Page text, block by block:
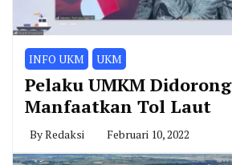
INFO UKM UKM
Pelaku UMKM Didorong
Manfaatkan Tol Laut
ByRedaksi Februari 10, 2022